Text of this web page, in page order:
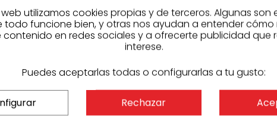
utilizamos cookies propias y de terceros. Algunas son
todo funcione bien, y otras nos ayudan a entender cómo
contenido en redes sociales y a ofrecerte publicidad que
interese.
Puedes aceptarlas todas o configurarlas a tu gusto:
Rechazar